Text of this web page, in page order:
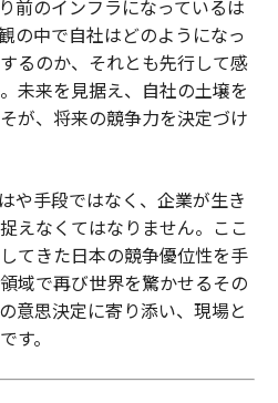
前のインフラになっているは
の中で自社はどのようになっ
るのか、それとも先行して感
未来を見据え、自社の土壌を
が、将来の競争力を決定づけ
や手段ではなく、企業が生き
えなくてはなりません。ここ
てきた日本の競争優位性を手
域で再び世界を驚かせるその
意思決定に寄り添い、現場と
す。